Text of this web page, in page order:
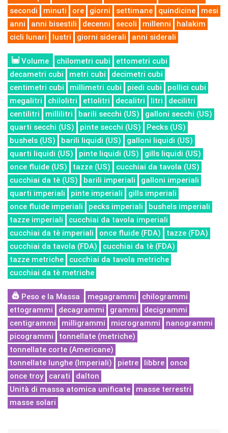
secondi
minuti ore giorni settimane quindicine
mesi
anni
anni bisestili decenni secoli millenni
halakim
cicli lunari
lustri giorni siderali anni siderali
Volume chilometri cubi
ettometri cubi
decametri cubi
metri cubi
decimetri cubi
centimetri cubi
millimetri cubi piedi cubi
pollici cubi
megalitri
chilolitri ettolitri decalitri litri
decilitri
centilitri
millilitri barili secchi (US)
galloni secchi (US)
quarti secchi (US)
pinte secchi (US)
Pecks (US)
bushels (US)
barili liquidi (US)
galloni liquidi (US)
quarti liquidi (US)
pinte liquidi (US)
gills liquidi (US)
once fluide (US)
tazze (US)
cucchiai da tavola (US)
cucchiai da tè (US)
barili imperiali
galloni imperiali
quarti imperiali
pinte imperiali
gills imperiali
once fluide imperiali
pecks imperiali
bushels imperiali
tazze imperiali
cucchiai da tavola imperiali
cucchiai da tè imperiali
once fluide (FDA)
tazze (FDA)
cucchiai da tavola (FDA)
cucchiai da tè (FDA)
tazze metriche
cucchiai da tavola metriche
cucchiai da tè metriche
Peso e la Massa megagrammi
chilogrammi
ettogrammi
decagrammi grammi
decigrammi
centigrammi
milligrammi microgrammi
nanogrammi
picogrammi
tonnellate (metriche)
tonnellate corte (Americane)
tonnellate lunghe (Imperiali)
pietre libbre
once
once troy
carati
dalton
Unità di massa atomica unificate
masse terrestri
masse solari